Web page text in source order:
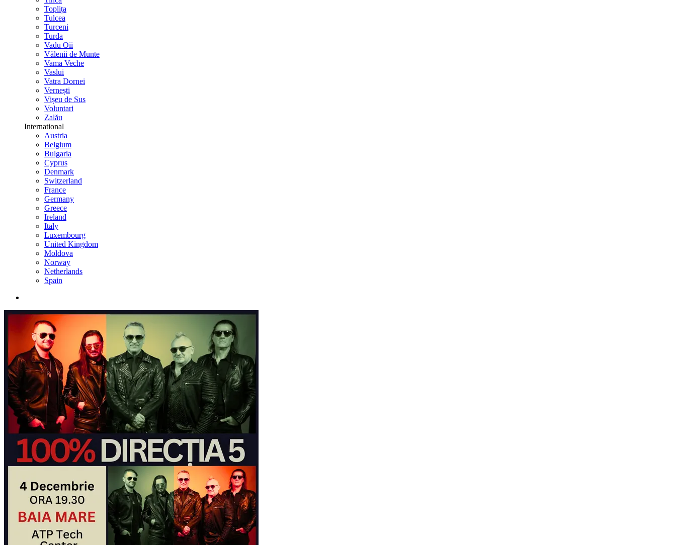
Toplița
Tulcea
Turceni
Turda
Vadu Oii
Vălenii de Munte
Vama Veche
Vaslui
Vatra Dornei
Vernești
Vișeu de Sus
Voluntari
Zalău
International
Austria
Belgium
Bulgaria
Cyprus
Denmark
Switzerland
France
Germany
Greece
Ireland
Italy
Luxembourg
United Kingdom
Moldova
Norway
Netherlands
Spain